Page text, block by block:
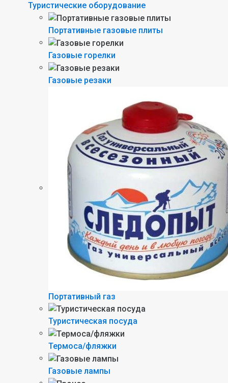
Туристические оборудование
Портативные газовые плиты
Газовые горелки
Газовые резаки
Портативный газ
Туристическая посуда
Термоса/фляжки
Газовые лампы